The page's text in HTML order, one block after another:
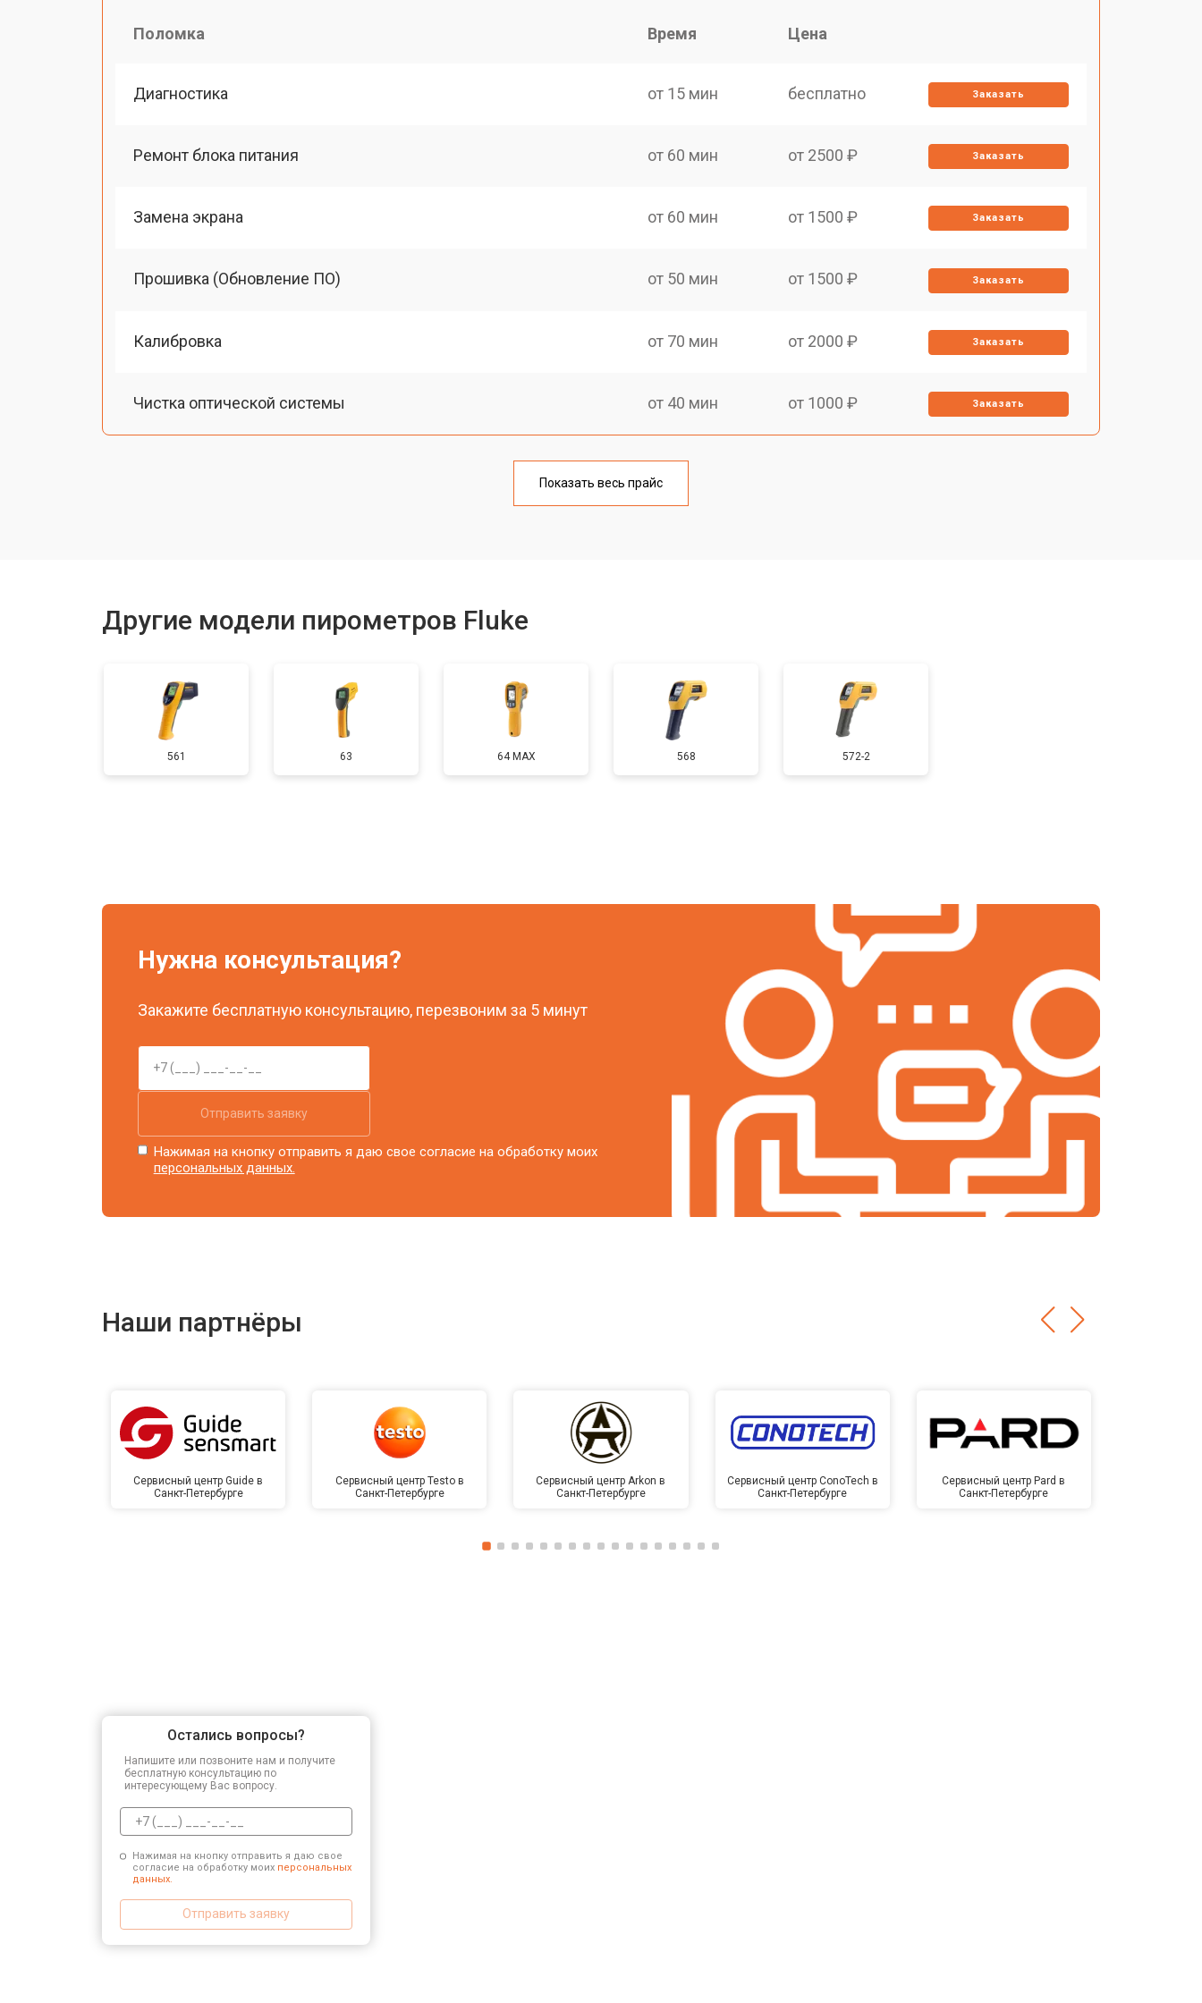
Поломка Время Цена
Диагностика от 15 мин бесплатно Заказать
Ремонт блока питания от 60 мин от 2500 ₽ Заказать
Замена экрана от 60 мин от 1500 ₽ Заказать
Прошивка (Обновление ПО) от 50 мин от 1500 ₽ Заказать
Калибровка от 70 мин от 2000 ₽ Заказать
Чистка оптической системы от 40 мин от 1000 ₽ Заказать
от 110 мин
Показать весь прайс
Другие модели пирометров Fluke
561 63 64 MAX 568 572-2
Нужна консультация?
Закажите бесплатную консультацию, перезвоним за 5 минут
Отправить заявку
Нажимая на кнопку отправить я даю свое согласие на обработку моих
персональных данных.
Наши партнёры
Сервисный центр Guide в
Санкт-Петербурге
Сервисный центр Testo в
Санкт-Петербурге
Сервисный центр Arkon в
Санкт-Петербурге
Сервисный центр ConoTech в
Санкт-Петербурге
Сервисный центр Pard в
Санкт-Петербурге
Остались вопросы?
Напишите или позвоните нам и получите
бесплатную консультацию по
интересующему Вас вопросу.
Нажимая на кнопку отправить я даю свое
согласие на обработку моих персональных
данных.
Отправить заявку